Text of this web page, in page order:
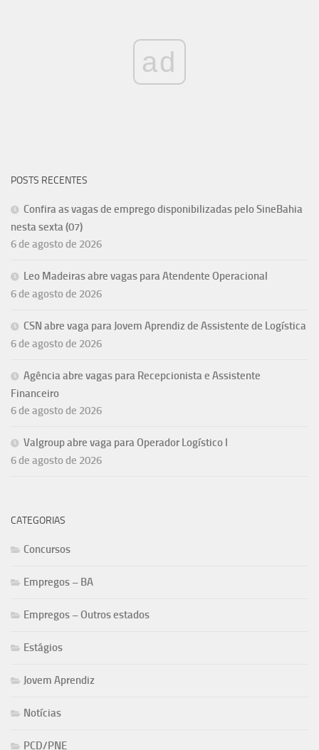
ad
POSTS RECENTES
Confira as vagas de emprego disponibilizadas pelo SineBahia
nesta sexta (07)
6 de agosto de 2026
Leo Madeiras abre vagas para Atendente Operacional
6 de agosto de 2026
CSN abre vaga para Jovem Aprendiz de Assistente de Logística
6 de agosto de 2026
Agência abre vagas para Recepcionista e Assistente
Financeiro
6 de agosto de 2026
Valgroup abre vaga para Operador Logístico I
6 de agosto de 2026
CATEGORIAS
Concursos
Empregos – BA
Empregos – Outros estados
Estágios
Jovem Aprendiz
Notícias
PCD/PNE